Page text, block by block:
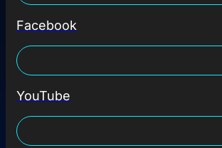
Facebook
YouTube